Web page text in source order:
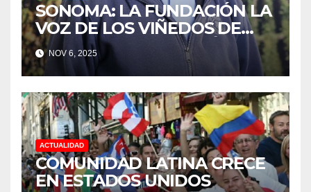
SONOMA: LA FUNDACIÓN LA
VOZ DE LOS VIÑEDOS DE
SONOMA, RECONOCIÓ A LOS
TRABAJADORES DEL MES DE
FEBRERO POR SU GRAN
TRABAJO EN LA PODA DE
UVAS
NOV 6, 2025
ACTUALIDAD
COMUNIDAD LATINA CRECE
EN ESTADOS UNIDOS